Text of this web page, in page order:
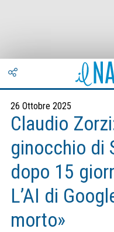
26 Ottobre 2025
Claudio
ginocchio di
dopo 15
L’AI di
morto»